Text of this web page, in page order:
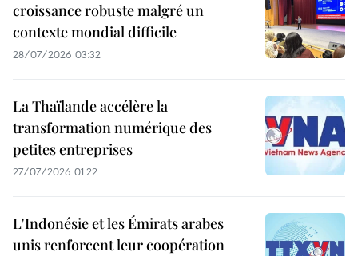
croissance robuste malgré un
contexte mondial difficile
28/07/2026 03:32
La Thaïlande accélère la
transformation numérique des
petites entreprises
27/07/2026 01:22
L'Indonésie et les Émirats arabes
unis renforcent leur coopération